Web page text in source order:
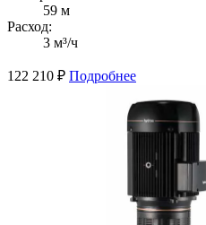
59 м
Расход:
3 м³/ч
122 210 ₽ Подробнее